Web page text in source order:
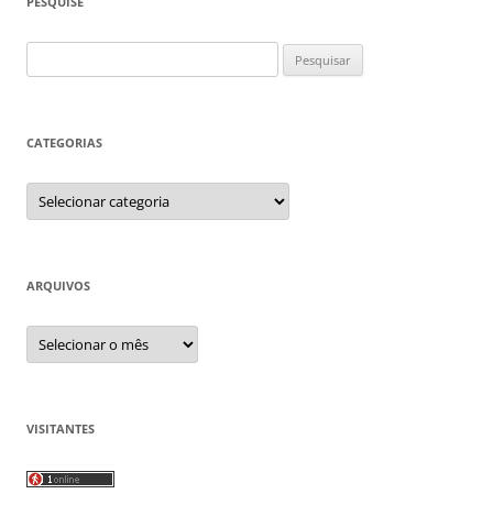
por:
CATEGORIAS
Categorias
ARQUIVOS
Arquivos
VISITANTES